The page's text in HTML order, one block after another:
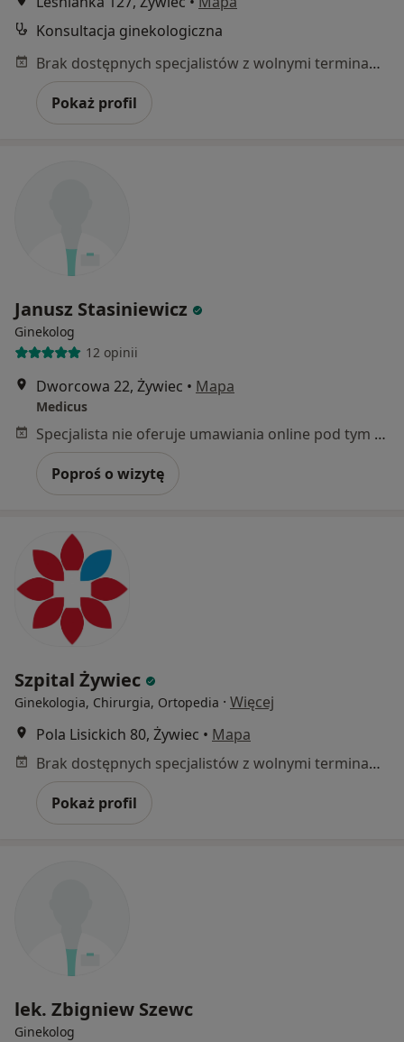
Konsultacja ginekologiczna
Brak dostępnych specjalistów z wolnymi terminami w tym centrum medycznym.
Pokaż profil
Janusz Stasiniewicz
Ginekolog
12 opinii
Dworcowa 22, Żywiec • Mapa
Medicus
Specjalista nie oferuje umawiania online pod tym adresem.
Poproś o wizytę
Szpital Żywiec
Ginekologia, Chirurgia, Ortopedia · Więcej
Pola Lisickich 80, Żywiec • Mapa
Brak dostępnych specjalistów z wolnymi terminami w tym centrum medycznym.
Pokaż profil
lek. Zbigniew Szewc
Ginekolog